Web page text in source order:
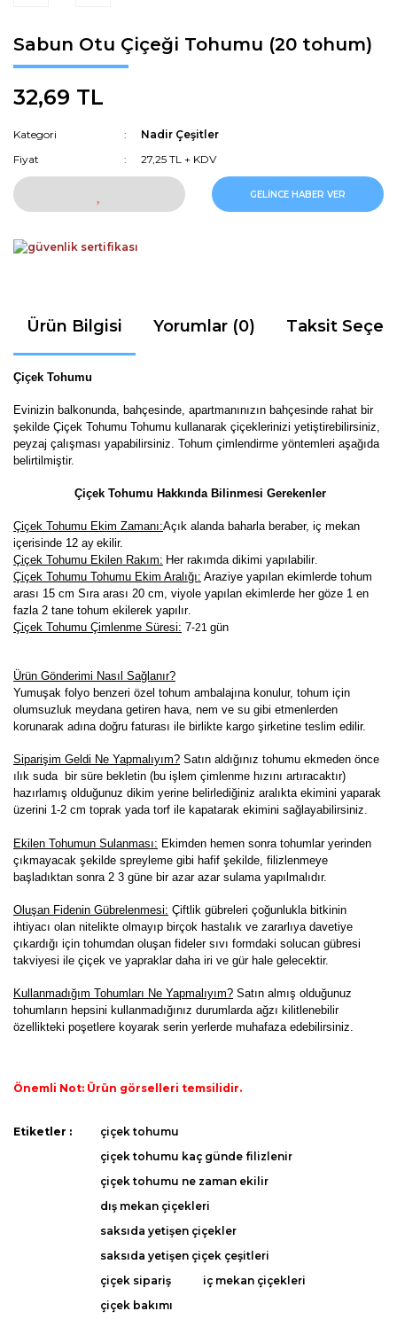
Sabun Otu Çiçeği Tohumu (20 tohum)
32,69 TL
Kategori
Nadir Çeşitler
Fiyat
27,25 TL + KDV
GELİNCE HABER VER
Ürün Bilgisi Yorumlar (0) Taksit
Çiçek Tohumu
Evinizin balkonunda, bahçesinde, apartmanınızın bahçesinde rahat bir
şekilde Çiçek Tohumu Tohumu kullanarak çiçeklerinizi yetiştirebilirsiniz,
peyzaj çalışması yapabilirsiniz. Tohum çimlendirme yöntemleri aşağıda
belirtilmiştir.
Çiçek Tohumu Hakkında Bilinmesi Gerekenler
Çiçek Tohumu Ekim Zamanı:Açık alanda baharla beraber, iç mekan
içerisinde 12 ay ekilir.
Çiçek Tohumu Ekilen Rakım: Her rakımda dikimi yapılabilir.
Çiçek Tohumu Tohumu Ekim Aralığı: Araziye yapılan ekimlerde tohum
arası 15 cm Sıra arası 20 cm, viyole yapılan ekimlerde her göze 1 en
fazla 2 tane tohum ekilerek yapılır.
Çiçek Tohumu Çimlenme Süresi: 7-21 gün
Ürün Gönderimi Nasıl Sağlanır?
Yumuşak folyo benzeri özel tohum ambalajına konulur, tohum için
olumsuzluk meydana getiren hava, nem ve su gibi etmenlerden
korunarak adına doğru faturası ile birlikte kargo şirketine teslim edilir.
Siparişim Geldi Ne Yapmalıyım? Satın aldığınız tohumu ekmeden önce
ılık suda bir süre bekletin (bu işlem çimlenme hızını artıracaktır)
hazırlamış olduğunuz dikim yerine belirlediğiniz aralıkta ekimini yaparak
üzerini 1-2 cm toprak yada torf ile kapatarak ekimini sağlayabilirsiniz.
Ekilen Tohumun Sulanması: Ekimden hemen sonra tohumlar yerinden
çıkmayacak şekilde spreyleme gibi hafif şekilde, filizlenmeye
başladıktan sonra 2 3 güne bir azar azar sulama yapılmalıdır.
Oluşan Fidenin Gübrelenmesi: Çiftlik gübreleri çoğunlukla bitkinin
ihtiyacı olan nitelikte olmayıp birçok hastalık ve zararlıya davetiye
çıkardığı için tohumdan oluşan fideler sıvı formdaki solucan gübresi
takviyesi ile çiçek ve yapraklar daha iri ve gür hale gelecektir.
Kullanmadığım Tohumları Ne Yapmalıyım? Satın almış olduğunuz
tohumların hepsini kullanmadığınız durumlarda ağzı kilitlenebilir
özellikteki poşetlere koyarak serin yerlerde muhafaza edebilirsiniz.
Önemli Not: Ürün görselleri temsilidir.
Bu ürüne ilk yorumu siz yapın!
Yorum Yaz
Bu ürünün fiyat bilgisi, resim, ürün açıklamalarında ve diğer
kullanarak tarafımıza iletebilirsiniz.
Görüş ve önerileriniz için teşekkür ederiz.
Ürün resmi kalitesiz, bozuk veya görüntülenemiyor.
Ürün açıklamasında eksik bilgiler bulunuyor.
Ürün bilgilerinde hatalar bulunuyor.
Ürün fiyatı diğer sitelerden daha pahalı.
Etiketler :
çiçek tohumu
çiçek tohumu kaç günde filizlenir
çiçek tohumu ne zaman ekilir
dış mekan çiçekleri
saksıda yetişen çiçekler
saksıda yetişen çiçek çeşitleri
çiçek sipariş
iç mekan çiçekleri
çiçek bakımı